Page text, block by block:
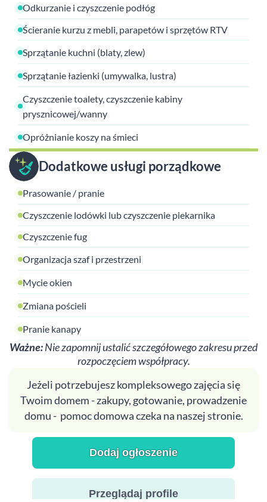
Odkurzanie i czyszczenie podłóg
Ścieranie kurzu z mebli, parapetów i sprzętów RTV
Sprzątanie kuchni (blaty, zlew)
Sprzątanie łazienki (umywalka, lustra)
Czyszczenie toalety, czyszczenie kabiny
prysznicowej/wanny
Opróżnianie koszy na śmieci
Dodatkowe usługi porządkowe
Prasowanie / pranie
Czyszczenie lodówki lub czyszczenie piekarnika
Czyszczenie fug
Organizacja szaf i przestrzeni
Mycie okien
Zmiana pościeli
Pranie kanapy
Ważne:Nie zapomnij ustalić szczegółowego zakresu przed
rozpoczęciem współpracy.
Jeżeli potrzebujesz kompleksowego zajęcia się
Twoim domem - zakupy, gotowanie, prowadzenie
domu - pomoc domowa czeka na naszej stronie.
Dodaj ogłoszenie
Przeglądaj profile